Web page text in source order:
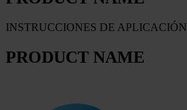
INSTRUCCIONES DE APLICACIÓN
PRODUCT NAME